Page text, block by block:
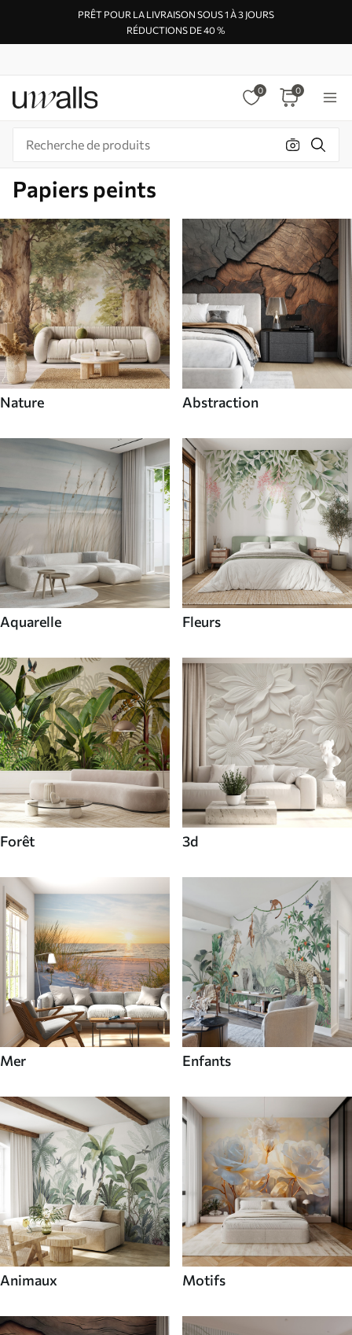
PRÊT POUR LA LIVRAISON SOUS 1 À 3 JOURS
RÉDUCTIONS DE 40 %
0 0
Papiers peints
Nature Abstraction
Aquarelle Fleurs
Forêt 3d
Mer Enfants
Animaux Motifs